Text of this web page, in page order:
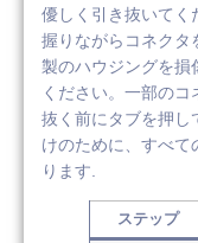
優しく引き抜いてく
握りながらコネクタ
製のハウジングを損
ください。一部の
抜く前にタブを押し
けのために、すべて
ります.
ステップ